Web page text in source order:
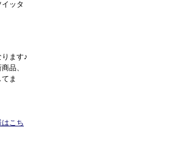
ッタ
ます♪
品、
ま
こち